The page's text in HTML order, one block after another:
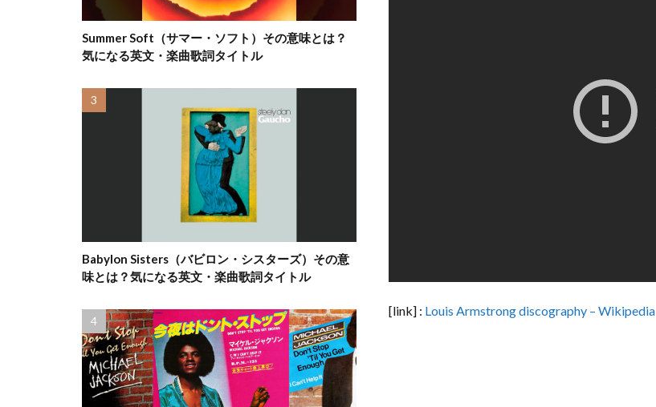
[link] : Louis Armstrong discography – Wikipedia
Summer Soft（サマー・ソフト）その意味とは？
気になる英文・楽曲歌詞タイトル
Babylon Sisters（バビロン・シスターズ）その意
味とは？気になる英文・楽曲歌詞タイトル